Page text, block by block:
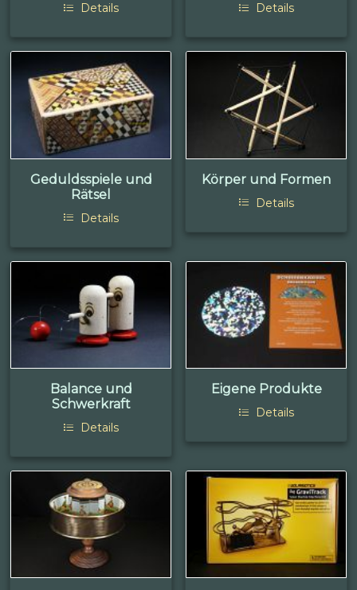
Details Details
Geduldsspiele und
Rätsel
Details
Körper und Formen
Details
Balance und
Schwerkraft
Details
Eigene Produkte
Details